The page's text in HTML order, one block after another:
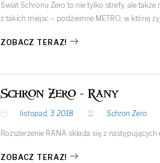
Świat Schronu Zero to nie tylko strefy, ale
z takich miejsc – podziemne METRO, w której
ZOBACZ TERAZ!
Schron Zero - Rany
listopad, 3 2018 Schron Zero
Rozszerzenie RANA składa się z
ZOBACZ TERAZ!